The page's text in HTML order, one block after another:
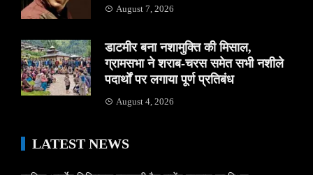
August 7, 2026
डाटमीर बना नशामुक्ति की मिसाल,
ग्रामसभा ने शराब-चरस समेत सभी नशीले
पदार्थों पर लगाया पूर्ण प्रतिबंध
August 4, 2026
LATEST NEWS